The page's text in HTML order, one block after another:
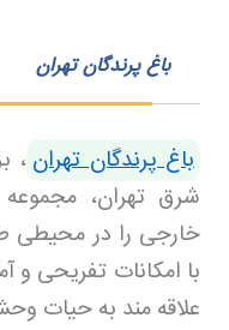
باغ پرندگان تهران
باغ پرندگان تهران،
شرق تهران،
خارجی را در محیطی
با امکانات تفریحی و
علاقه مند به حیات